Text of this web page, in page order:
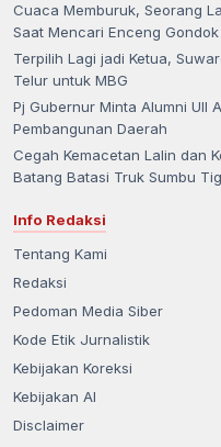
Cuaca Memburuk, Seorang
Saat Mencari Enceng Gondok
Terpilih Lagi jadi Ketua,
Telur untuk MBG
Pj Gubernur Minta Alumni UII
Pembangunan Daerah
Cegah Kemacetan Lalin dan
Batang Batasi Truk Sumbu
Info Redaksi
Tentang Kami
Redaksi
Pedoman Media Siber
Kode Etik Jurnalistik
Kebijakan Koreksi
Kebijakan AI
Disclaimer